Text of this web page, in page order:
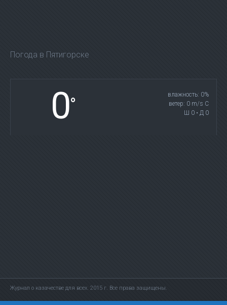
Погода в Пятигорске
0°
влажность: 0%
ветер: 0 m/s С
Ш 0 • Д 0
Журнал о казачестве для всех. 2015 г. Все права защищены.